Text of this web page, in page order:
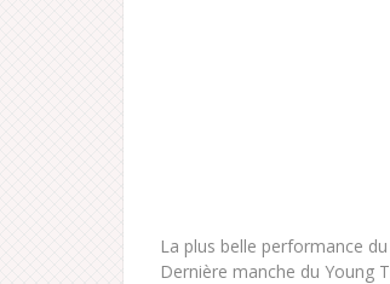
La plus belle performance
Dernière manche du Young